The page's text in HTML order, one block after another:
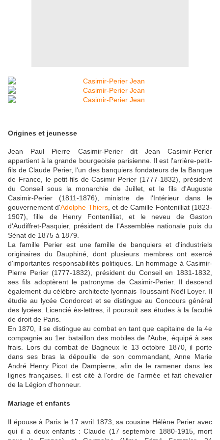
Origines et jeunesse
Jean Paul Pierre Casimir-Perier dit Jean Casimir-Perier
appartient à la grande bourgeoisie parisienne. Il est l'arrière-petit-
fils de Claude Perier, l'un des banquiers fondateurs de la Banque
de France, le petit-fils de Casimir Perier (1777-1832), président
du Conseil sous la monarchie de Juillet, et le fils d'Auguste
Casimir-Perier (1811-1876), ministre de l'Intérieur dans le
gouvernement d'Adolphe Thiers, et de Camille Fontenilliat (1823-
1907), fille de Henry Fontenilliat, et le neveu de Gaston
d'Audiffret-Pasquier, président de l'Assemblée nationale puis du
Sénat de 1875 à 1879.
La famille Perier est une famille de banquiers et d'industriels
originaires du Dauphiné, dont plusieurs membres ont exercé
d'importantes responsabilités politiques. En hommage à Casimir-
Pierre Perier (1777-1832), président du Conseil en 1831-1832,
ses fils adoptèrent le patronyme de Casimir-Perier. Il descend
également du célèbre architecte lyonnais Toussaint-Noël Loyer. Il
étudie au lycée Condorcet et se distingue au Concours général
des lycées. Licencié ès-lettres, il poursuit ses études à la faculté
de droit de Paris.
En 1870, il se distingue au combat en tant que capitaine de la 4e
compagnie au 1er bataillon des mobiles de l'Aube, équipé à ses
frais. Lors du combat de Bagneux le 13 octobre 1870, il porte
dans ses bras la dépouille de son commandant, Anne Marie
André Henry Picot de Dampierre, afin de le ramener dans les
lignes françaises. Il est cité à l'ordre de l'armée et fait chevalier
de la Légion d'honneur.
Mariage et enfants
Il épouse à Paris le 17 avril 1873, sa cousine Hélène Perier avec
qui il a deux enfants : Claude (17 septembre 1880-1915, mort